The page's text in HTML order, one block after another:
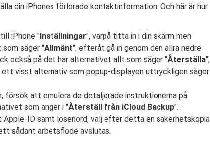
din iPhones förlorade kontaktinformation. Och här är hur
iPhone "Inställningar", varpå titta in i din skärm men
säger "Allmänt", efteråt gå in genom den allra nedre
också på det här alternativet allt som säger "Återställa",
visst alternativ som popup-displayen uttryckligen säger
försök att emulera de detaljerade instruktionerna på
som anger i "Återställ från iCloud Backup".
Apple-ID samt lösenord, välj efter detta en säkerhetskopia
sådant arbetsflöde avslutas.